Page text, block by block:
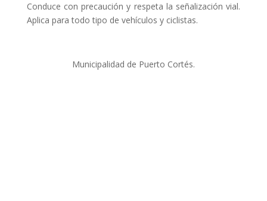
Conduce con precaución y respeta la señalización vial.
Aplica para todo tipo de vehículos y ciclistas.
Municipalidad de Puerto Cortés.